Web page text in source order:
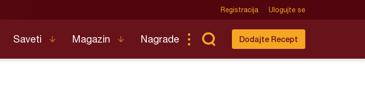
Registracija Ulogujte se
Saveti Magazin Nagrade Dodajte Recept